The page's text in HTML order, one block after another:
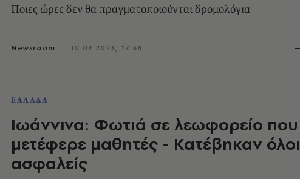
Ποιες ώρες δεν θα πραγματοποιούνται δρομολόγια
Newsroom 10.04.2023, 17:58
ΕΛΛΑΔΑ
Ιωάννινα: Φωτιά σε λεωφορείο που
μετέφερε μαθητές - Κατέβηκαν όλοι
ασφαλείς